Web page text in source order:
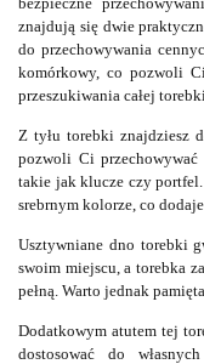
znajdują się dwie
do przechowywania
komórkowy, co pozwoli
przeszukiwania całej torebki.
Z tyłu torebki znajdziesz
pozwoli Ci przechowywać
takie jak klucze czy
srebrnym kolorze, co
Usztywniane dno torebki
swoim miejscu, a torebka
pełną. Warto jednak
Dodatkowym atutem tej
dostosować do